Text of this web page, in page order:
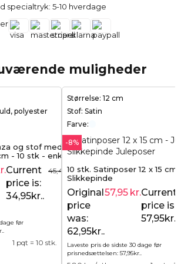
specialtryk: 5-10 hverdage
muligheder
polyester
og stof med
- 10 stk - enkel
45,49 kr.
Current
price is:
34,95kr..
før
.
1 pqt = 10 stk.
Størrelse: 12 cm
Stof: Satin
Farve:
-8%
10 stk. Satinposer 12 x 15 cm
Slikkepinde
Original
price
was:
62,95kr..
57,95 kr.Current
price is:
57,95kr..
Laveste pris de sidste 30 dage før
prisnedsættelsen: 57,95kr..